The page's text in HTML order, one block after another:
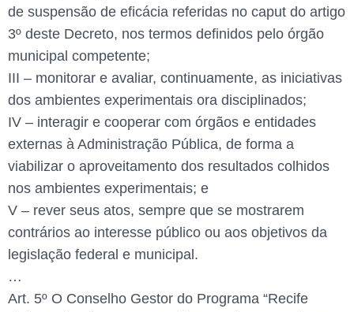
de suspensão de eficácia referidas no caput do artigo
3º deste Decreto, nos termos definidos pelo órgão
municipal competente;
III – monitorar e avaliar, continuamente, as iniciativas
dos ambientes experimentais ora disciplinados;
IV – interagir e cooperar com órgãos e entidades
externas à Administração Pública, de forma a
viabilizar o aproveitamento dos resultados colhidos
nos ambientes experimentais; e
V – rever seus atos, sempre que se mostrarem
contrários ao interesse público ou aos objetivos da
legislação federal e municipal.
…
Art. 5º O Conselho Gestor do Programa “Recife